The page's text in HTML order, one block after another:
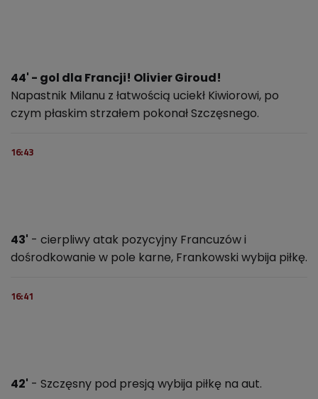
44' - gol dla Francji! Olivier Giroud!
Napastnik Milanu z łatwością uciekł Kiwiorowi, po
czym płaskim strzałem pokonał Szczęsnego.
16:43
43' - cierpliwy atak pozycyjny Francuzów i
dośrodkowanie w pole karne, Frankowski wybija piłkę.
16:41
42' - Szczęsny pod presją wybija piłkę na aut.